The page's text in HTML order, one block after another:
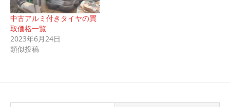
中古アルミ付きタイヤの買
取価格一覧
2023年6月24日
類似投稿